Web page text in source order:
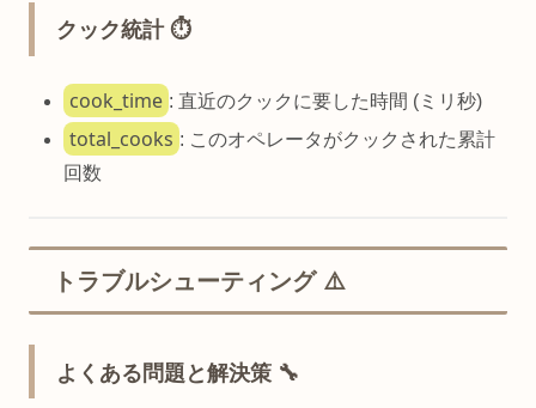
クック統計 ⏱️
cook_time : 直近のクックに要した時間 (ミリ秒)
total_cooks : このオペレータがクックされた累計
回数
トラブルシューティング ⚠️
よくある問題と解決策 🔧